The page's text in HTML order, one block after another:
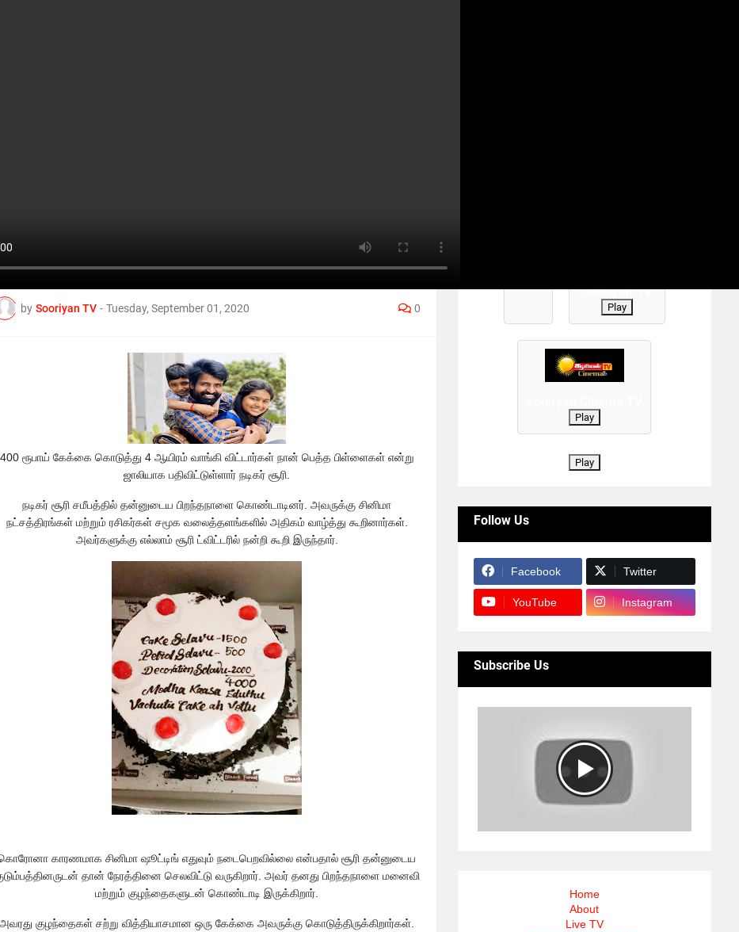
சுவாரஸ்ய பதிவு
by Sooriyan TV - Tuesday, September 01, 2020 0
400 ரூபாய் கேக்கை கொடுத்து 4 ஆயிரம் வாங்கி விட்டார்கள் நான் பெத்த பிள்ளைகள் என்று
ஜாலியாக பதிவிட்டுள்ளார் நடிகர் சூரி.
நடிகர் சூரி சமீபத்தில் தன்னுடைய பிறந்தநாளை கொண்டாடினர். அவருக்கு சினிமா
நட்சத்திரங்கள் மற்றும் ரசிகர்கள் சமூக வலைத்தளங்களில் அதிகம் வாழ்த்து கூறினார்கள்.
அவர்களுக்கு எல்லாம் சூரி ட்விட்டரில் நன்றி கூறி இருந்தார்.
காரணமாக சினிமா ஷூட்டிங் எதுவும் நடைபெறவில்லை என்பதால் சூரி தன்னுடைய
தான் நேரத்தினை செலவிட்டு வருகிறார். அவர் தனது பிறந்தநாளை மனைவி
மற்றும் குழந்தைகளுடன் கொண்டாடி இருக்கிறார்.
அவரது குழந்தைகள் சற்று வித்தியாசமான ஒரு கேக்கை அவருக்கு கொடுத்திருக்கிறார்கள்.
Sooriyan TV
Play
Play
Play
Follow Us
Facebook Twitter
YouTube Instagram
Subscribe Us
Home
About
Live TV